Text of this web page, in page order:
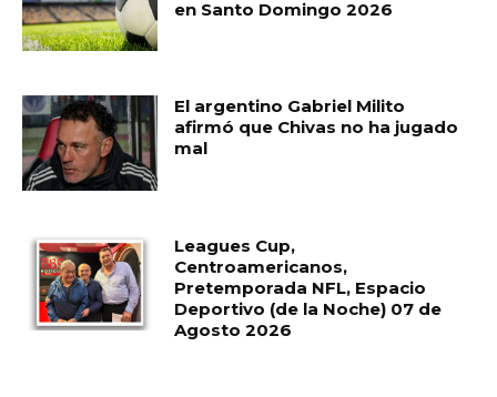
en Santo Domingo 2026
El argentino Gabriel Milito
afirmó que Chivas no ha jugado
mal
Leagues Cup,
Centroamericanos,
Pretemporada NFL, Espacio
Deportivo (de la Noche) 07 de
Agosto 2026